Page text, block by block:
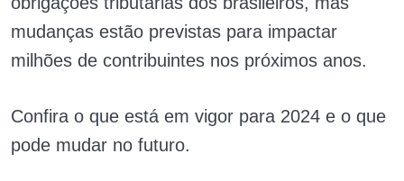
mudanças estão previstas para impactar
milhões de contribuintes nos próximos anos.
Confira o que está em vigor para 2024 e o que
pode mudar no futuro.